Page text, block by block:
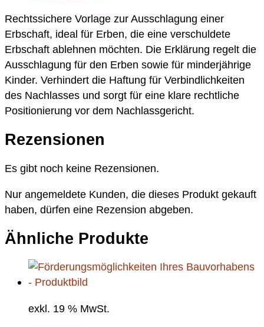
Rechtssichere Vorlage zur Ausschlagung einer
Erbschaft, ideal für Erben, die eine verschuldete
Erbschaft ablehnen möchten. Die Erklärung regelt die
Ausschlagung für den Erben sowie für minderjährige
Kinder. Verhindert die Haftung für Verbindlichkeiten
des Nachlasses und sorgt für eine klare rechtliche
Positionierung vor dem Nachlassgericht.
Rezensionen
Es gibt noch keine Rezensionen.
Nur angemeldete Kunden, die dieses Produkt gekauft
haben, dürfen eine Rezension abgeben.
Ähnliche Produkte
exkl. 19 % MwSt.